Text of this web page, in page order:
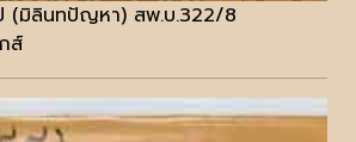
(มิลินทปัญหา) สพ.บ.322/8
ส์